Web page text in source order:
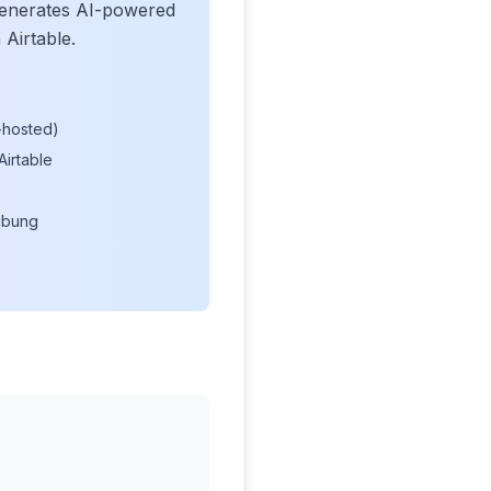
AI-powered
Airtable.